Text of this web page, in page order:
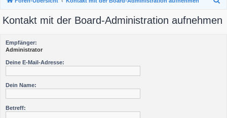
c
Kontakt mit der Board-Administration aufnehmen
Empfänger:
Administrator
Deine E-Mail-Adresse:
Dein Name:
Betreff: